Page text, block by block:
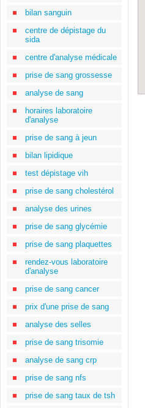
bilan sanguin
centre de dépistage du
sida
centre d'analyse médicale
prise de sang grossesse
analyse de sang
horaires laboratoire
d'analyse
prise de sang à jeun
bilan lipidique
test dépistage vih
prise de sang cholestérol
analyse des urines
prise de sang glycémie
prise de sang plaquettes
rendez-vous laboratoire
d'analyse
prise de sang cancer
prix d'une prise de sang
analyse des selles
prise de sang trisomie
analyse de sang crp
prise de sang nfs
prise de sang taux de tsh